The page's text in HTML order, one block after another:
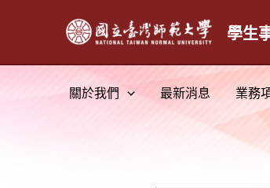
學生
關於我們 最新消息 業務